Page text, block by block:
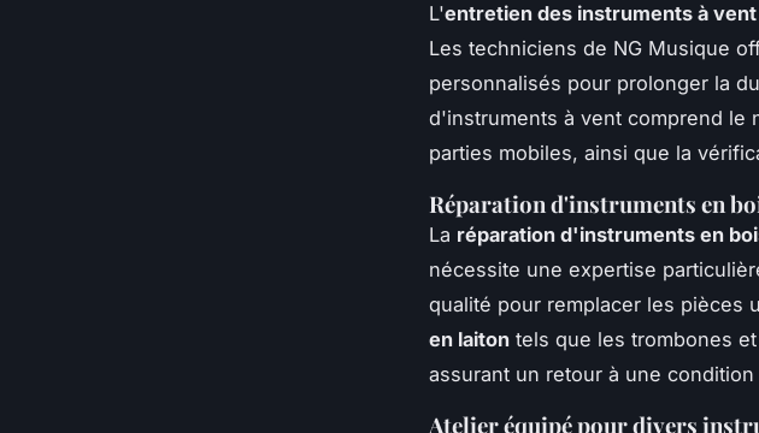
L'entretien des instruments à vent
Les techniciens de NG Musique
personnalisés pour prolonger la
d'instruments à vent comprend le
parties mobiles, ainsi que la
Réparation d'instruments en
La réparation d'instruments en
nécessite une expertise
qualité pour remplacer les pièces
en laiton tels que les trombones
assurant un retour à une
Atelier équipé pour divers